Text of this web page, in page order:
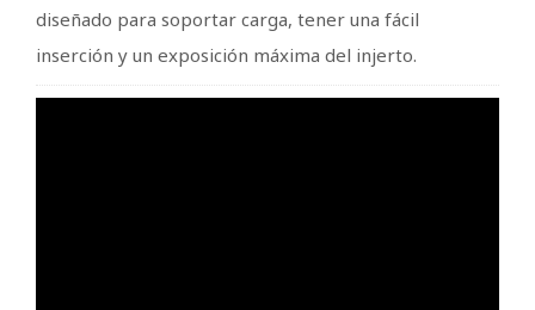
diseñado para soportar carga, tener una fácil
inserción y un exposición máxima del injerto.